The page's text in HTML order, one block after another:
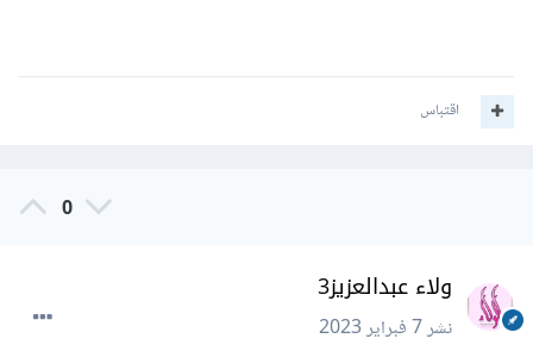
اقتباس
0
ولاء عبدالعزيز3
نشر7 فبراير 2023